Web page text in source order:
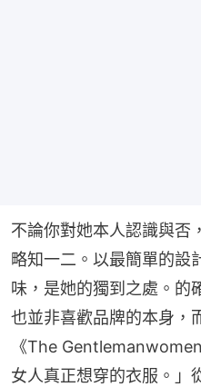
不論你對她本人認識與否
略知一二。以最簡單的設
味，是她的獨到之處。的
也並非喜歡品牌的本身，
《The
女人真正想穿的衣服。」